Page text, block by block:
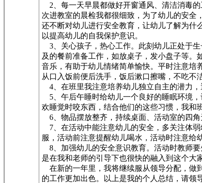
2、每一天早晨都做好开窗通风、清洁消毒
次进教室的晨检我都很细致，为了幼儿的安全
还不断对幼儿进行安全教育，让幼儿了解为什
以提高幼儿的自我保护意识。
3、关心孩子，热心工作。此刻幼儿正处于
及的餐前准备工作，如放桌子，发小盘子等
音乐，有助于幼儿情绪简单愉快。平时注意培
从口入饭前便后洗手，饭后漱口擦嘴，不吃不
4、在班里我注意培养幼儿独立自主的潜力
5、午后午睡时给幼儿一个良好的睡眠环境
欢睡觉时咬东西，结合他们的这些习惯，我和
6、物品摆放整齐，持续桌面、活动室的四角
7、在活动中能注意幼儿的安全，多关注体
服，活动前注意提醒幼儿喝水，活动时注意给
8、加强幼儿的安全意识教育。活动时教师
是在我和老师的引导下也很快的融入到这个大
在新的一年里，我将继续服从领导分配，做
的工作更加出色。以上是我的个人总结，请领